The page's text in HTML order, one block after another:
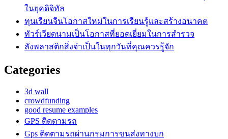
ในยุคดิจิทัล
ทุนเรียนจีนโอกาสใหม่ในการเรียนรู้และสร้างอนาคต
ทัวร์เวียดนามเป็นโอกาสที่ยอดเยี่ยมในการสำรวจ
ลังพลาสติกสิ่งจำเป็นในทุกวันที่คุณควรรู้จัก
Categories
3d wall
crowdfunding
good resume examples
GPS ติดตามรถ
Gps ติดตามรถผ่านกรมการขนส่งทางบก